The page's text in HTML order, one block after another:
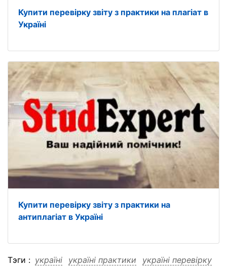
Купити перевірку звіту з практики на плагіат в
Україні
Купити перевірку звіту з практики на
антиплагіат в Україні
Тэги : україні україні практики україні перевірку